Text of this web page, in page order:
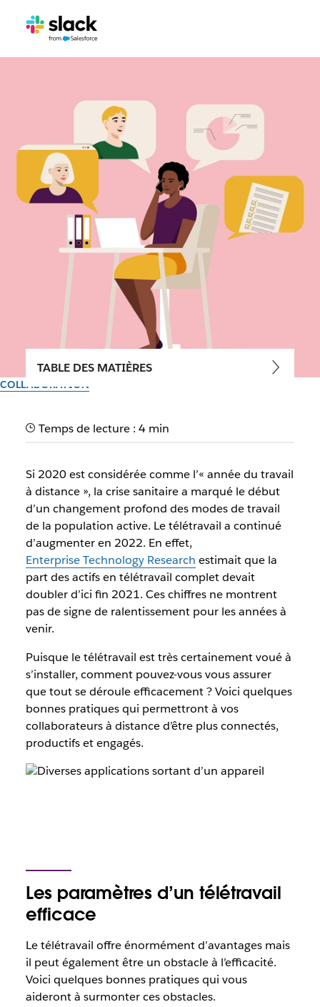
COLLABORATION
Travail à distance : bonnes
productivité
La présence de Slack dans votre ensemble d’outils de
télétravail vous permet de travailler plus efficacement.
Par l’équipe Slack
30 septembre 2025
TABLE DES MATIÈRES
Temps de lecture : 4 min
Si 2020 est considérée comme l’« année du travail
à distance », la crise sanitaire a marqué le début
d’un changement profond des modes de travail
de la population active. Le télétravail a continué
d’augmenter en 2022. En effet,
Enterprise Technology Research estimait que la
part des actifs en télétravail complet devait
doubler d’ici fin 2021. Ces chiffres ne montrent
pas de signe de ralentissement pour les années à
venir.
Puisque le télétravail est très certainement voué à
s’installer, comment pouvez-vous vous assurer
que tout se déroule efficacement ? Voici quelques
bonnes pratiques qui permettront à vos
collaborateurs à distance d’être plus connectés,
productifs et engagés.
Les paramètres d’un télétravail
efficace
Le télétravail offre énormément d’avantages mais
il peut également être un obstacle à l’efficacité.
Voici quelques bonnes pratiques qui vous
aideront à surmonter ces obstacles.